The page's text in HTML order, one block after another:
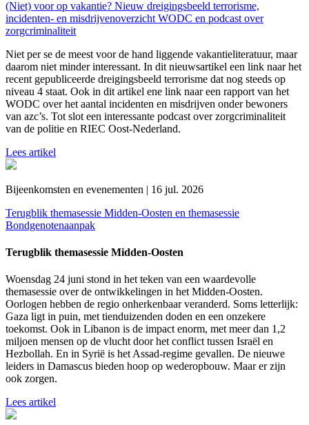
(Niet) voor op vakantie? Nieuw dreigingsbeeld terrorisme,
incidenten- en misdrijvenoverzicht WODC en podcast over
zorgcriminaliteit
Niet per se de meest voor de hand liggende vakantieliteratuur, maar
daarom niet minder interessant. In dit nieuwsartikel een link naar het
recent gepubliceerde dreigingsbeeld terrorisme dat nog steeds op
niveau 4 staat. Ook in dit artikel ene link naar een rapport van het
WODC over het aantal incidenten en misdrijven onder bewoners
van azc’s. Tot slot een interessante podcast over zorgcriminaliteit
van de politie en RIEC Oost-Nederland.
Lees artikel
Bijeenkomsten en evenementen | 16 jul. 2026
Terugblik themasessie Midden-Oosten en themasessie
Bondgenotenaanpak
Terugblik themasessie Midden-Oosten
Woensdag 24 juni stond in het teken van een waardevolle
themasessie over de ontwikkelingen in het Midden-Oosten.
Oorlogen hebben de regio onherkenbaar veranderd. Soms letterlijk:
Gaza ligt in puin, met tienduizenden doden en een onzekere
toekomst. Ook in Libanon is de impact enorm, met meer dan 1,2
miljoen mensen op de vlucht door het conflict tussen Israël en
Hezbollah. En in Syrië is het Assad-regime gevallen. De nieuwe
leiders in Damascus bieden hoop op wederopbouw. Maar er zijn
ook zorgen.
Lees artikel